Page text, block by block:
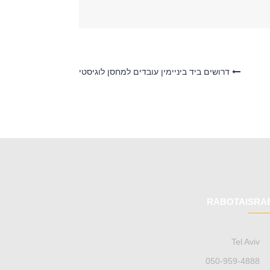
דרושים ביד ביניימין עובדים למחסן לוגיסטי
Tel Aviv
050-959-4888